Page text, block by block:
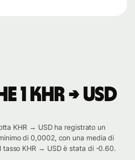
1 KHR → USD
KHR → USD ha registrato un
di 0,0002, con una media di
KHR → USD è stata di -0.60.